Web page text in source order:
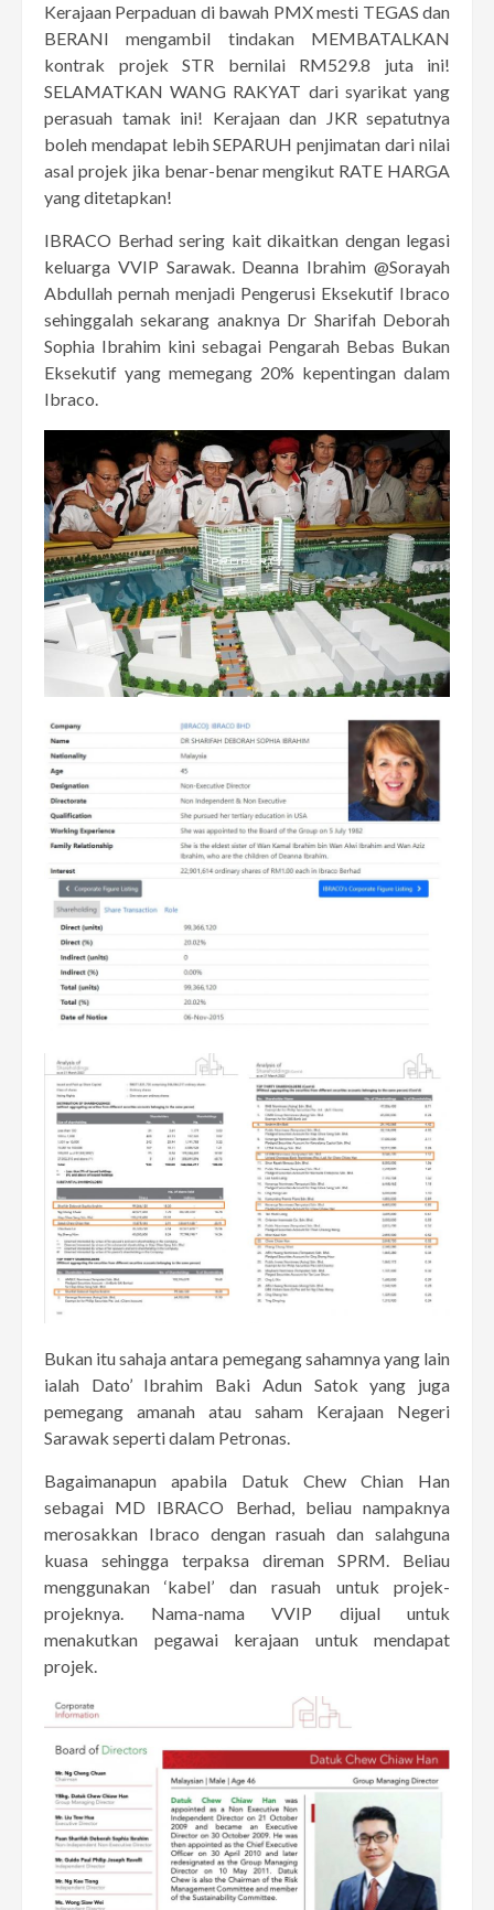
Kerajaan Perpaduan di bawah PMX mesti TEGAS dan
BERANI mengambil tindakan MEMBATALKAN
kontrak projek STR bernilai RM529.8 juta ini!
SELAMATKAN WANG RAKYAT dari syarikat yang
perasuah tamak ini! Kerajaan dan JKR sepatutnya
boleh mendapat lebih SEPARUH penjimatan dari nilai
asal projek jika benar-benar mengikut RATE HARGA
yang ditetapkan!
IBRACO Berhad sering kait dikaitkan dengan legasi
keluarga VVIP Sarawak. Deanna Ibrahim @Sorayah
Abdullah pernah menjadi Pengerusi Eksekutif Ibraco
sehinggalah sekarang anaknya Dr Sharifah Deborah
Sophia Ibrahim kini sebagai Pengarah Bebas Bukan
Eksekutif yang memegang 20% kepentingan dalam
Ibraco.
Bukan itu sahaja antara pemegang sahamnya yang lain
ialah Dato’ Ibrahim Baki Adun Satok yang juga
pemegang amanah atau saham Kerajaan Negeri
Sarawak seperti dalam Petronas.
Bagaimanapun apabila Datuk Chew Chian Han
sebagai MD IBRACO Berhad, beliau nampaknya
merosakkan Ibraco dengan rasuah dan salahguna
kuasa sehingga terpaksa direman SPRM. Beliau
menggunakan ‘kabel’ dan rasuah untuk projek-
projeknya. Nama-nama VVIP dijual untuk
menakutkan pegawai kerajaan untuk mendapat
projek.